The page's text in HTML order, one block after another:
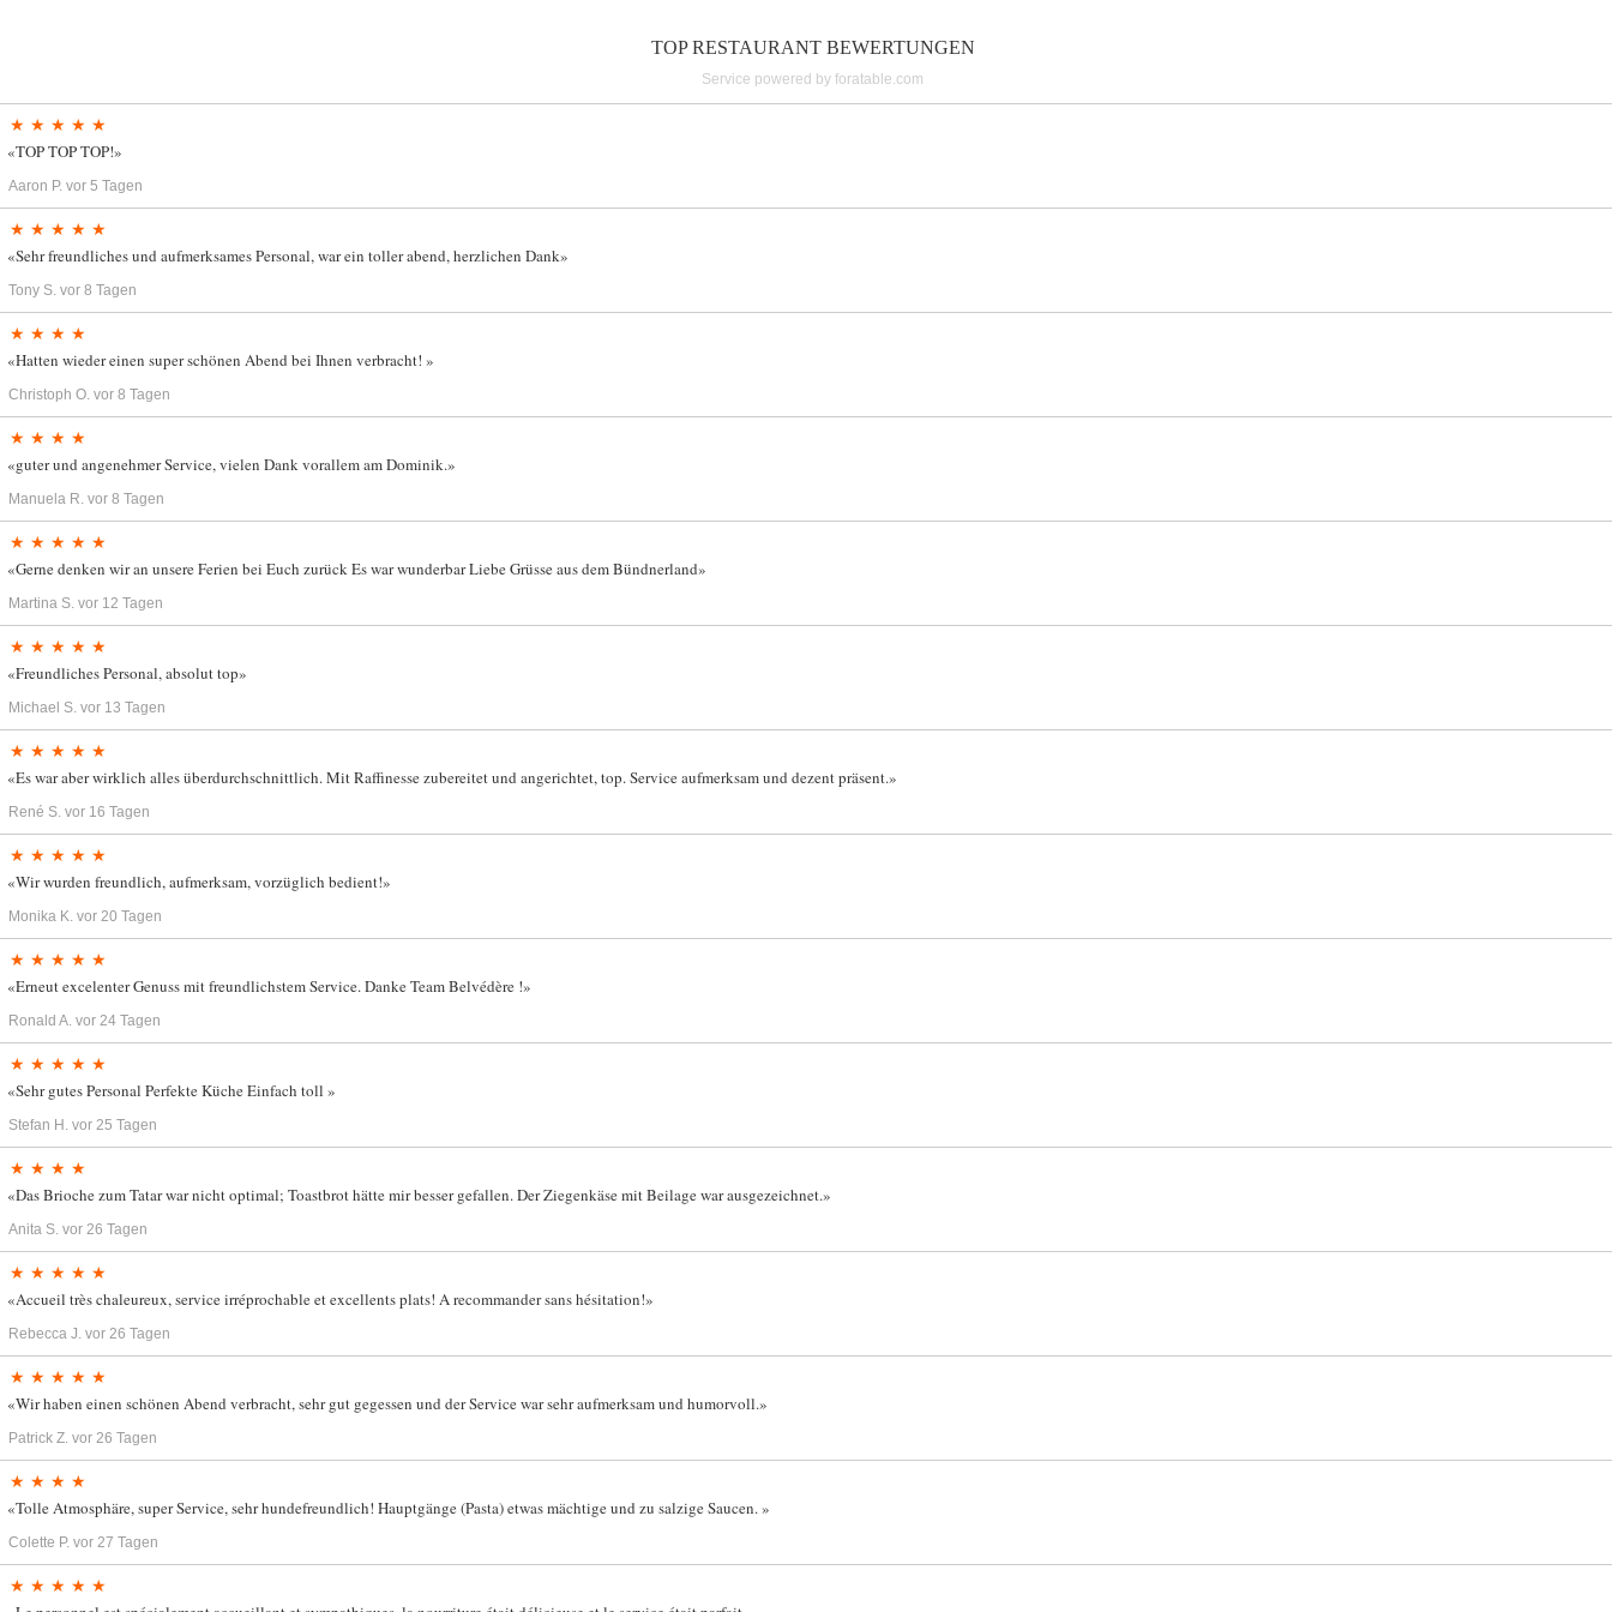
TOP RESTAURANT BEWERTUNGEN
Service powered by foratable.com
★ ★ ★ ★ ★
«TOP TOP TOP!»
Aaron P. vor 5 Tagen
★ ★ ★ ★ ★
«Sehr freundliches und aufmerksames Personal, war ein toller abend, herzlichen Dank»
Tony S. vor 8 Tagen
★ ★ ★ ★
«Hatten wieder einen super schönen Abend bei Ihnen verbracht! »
Christoph O. vor 8 Tagen
★ ★ ★ ★
«guter und angenehmer Service, vielen Dank vorallem am Dominik.»
Manuela R. vor 8 Tagen
★ ★ ★ ★ ★
«Gerne denken wir an unsere Ferien bei Euch zurück Es war wunderbar Liebe Grüsse aus dem Bündnerland»
Martina S. vor 12 Tagen
★ ★ ★ ★ ★
«Freundliches Personal, absolut top»
Michael S. vor 13 Tagen
★ ★ ★ ★ ★
«Es war aber wirklich alles überdurchschnittlich. Mit Raffinesse zubereitet und angerichtet, top. Service aufmerksam und dezent präsent.»
René S. vor 16 Tagen
★ ★ ★ ★ ★
«Wir wurden freundlich, aufmerksam, vorzüglich bedient!»
Monika K. vor 20 Tagen
★ ★ ★ ★ ★
«Erneut excelenter Genuss mit freundlichstem Service. Danke Team Belvédère !»
Ronald A. vor 24 Tagen
★ ★ ★ ★ ★
«Sehr gutes Personal Perfekte Küche Einfach toll »
Stefan H. vor 25 Tagen
★ ★ ★ ★
«Das Brioche zum Tatar war nicht optimal; Toastbrot hätte mir besser gefallen. Der Ziegenkäse mit Beilage war ausgezeichnet.»
Anita S. vor 26 Tagen
★ ★ ★ ★ ★
«Accueil très chaleureux, service irréprochable et excellents plats! A recommander sans hésitation!»
Rebecca J. vor 26 Tagen
★ ★ ★ ★ ★
«Wir haben einen schönen Abend verbracht, sehr gut gegessen und der Service war sehr aufmerksam und humorvoll.»
Patrick Z. vor 26 Tagen
★ ★ ★ ★
«Tolle Atmosphäre, super Service, sehr hundefreundlich! Hauptgänge (Pasta) etwas mächtige und zu salzige Saucen. »
Colette P. vor 27 Tagen
★ ★ ★ ★ ★